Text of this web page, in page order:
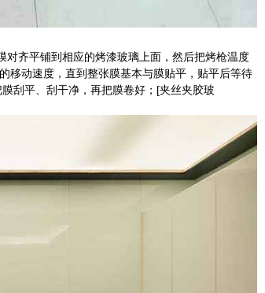
齐平铺到相应的烤漆玻璃上面，然后把烤枪温度
移动速度，直到整张膜基本与膜贴平，贴平后等待
刮平、刮干净，再把膜卷好；[夹丝夹胶玻